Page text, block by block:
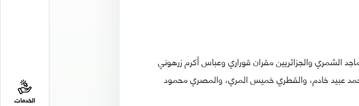
الخدمات
الشمري والجزائريين مقران قوراري وعباس أكرم زرهوني
عبيد خادم، والقطري خميس المري، والمصري محمود